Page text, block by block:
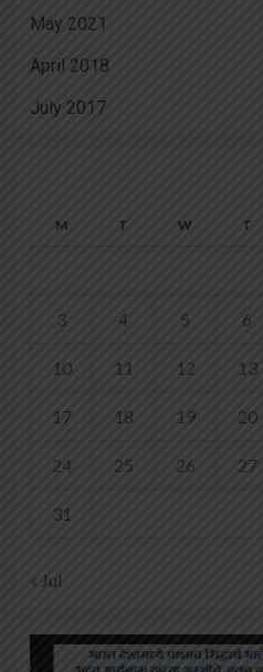
May 2021
April 2018
July 2017
M T W T
3 4 5 6
10 11 12 13
17 18 19 20
24 25 26 27
31
« Jul